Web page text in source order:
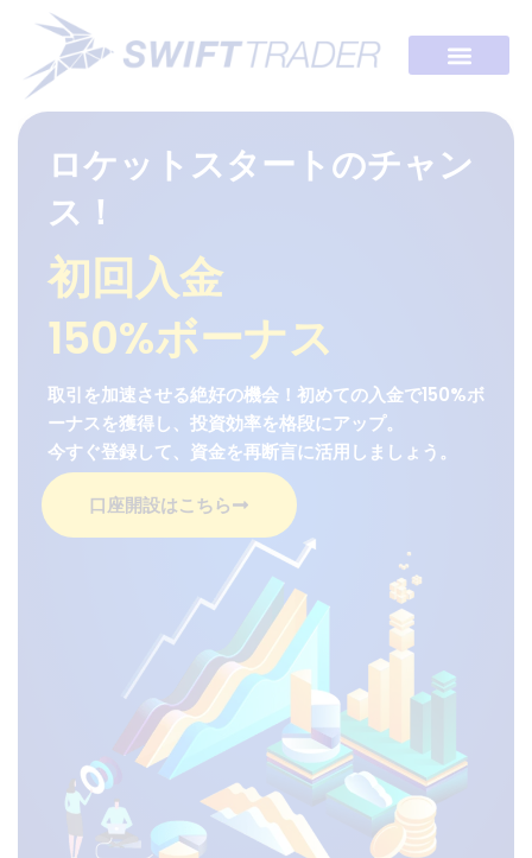
ロケットスタートのチャン
ス！
初回入金
150%ボーナス
取引を加速させる絶好の機会！初めての入金で150%ボ
ーナスを獲得し、投資効率を格段にアップ。
今すぐ登録して、資金を再断言に活用しましょう。
口座開設はこちら